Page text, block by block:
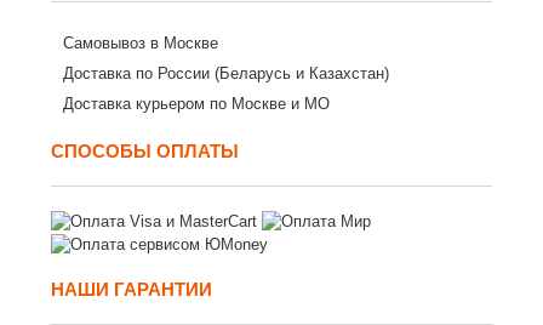
Самовывоз в Москве
Доставка по России (Беларусь и Казахстан)
Доставка курьером по Москве и МО
СПОСОБЫ ОПЛАТЫ
НАШИ ГАРАНТИИ